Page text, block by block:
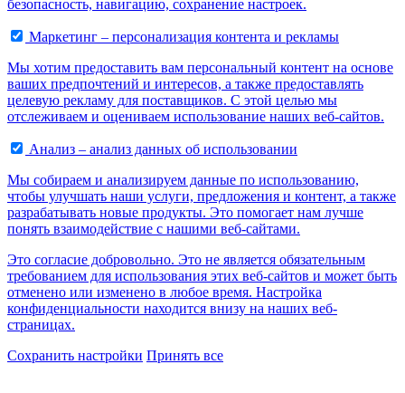
безопасность, навигацию, сохранение настроек.
Маркетинг – персонализация контента и рекламы
Мы хотим предоставить вам персональный контент на основе
ваших предпочтений и интересов, а также предоставлять
целевую рекламу для поставщиков. С этой целью мы
отслеживаем и оцениваем использование наших веб-сайтов.
Анализ – анализ данных об использовании
Мы собираем и анализируем данные по использованию,
чтобы улучшать наши услуги, предложения и контент, а также
разрабатывать новые продукты. Это помогает нам лучше
понять взаимодействие с нашими веб-сайтами.
Это согласие добровольно. Это не является обязательным
требованием для использования этих веб-сайтов и может быть
отменено или изменено в любое время. Настройка
конфиденциальности находится внизу на наших веб-
страницах.
Сохранить настройки Принять все